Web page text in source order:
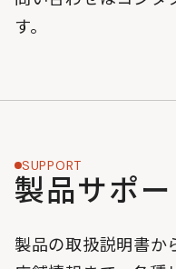
す。
SUPPORT
製品サポー
製品の取扱説明書か